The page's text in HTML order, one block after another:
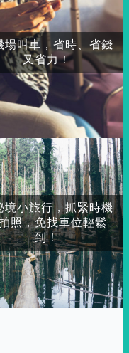
境小旅行，抓緊時機
照，免找車位輕鬆
到！
場叫車，省時、省錢
又省力！